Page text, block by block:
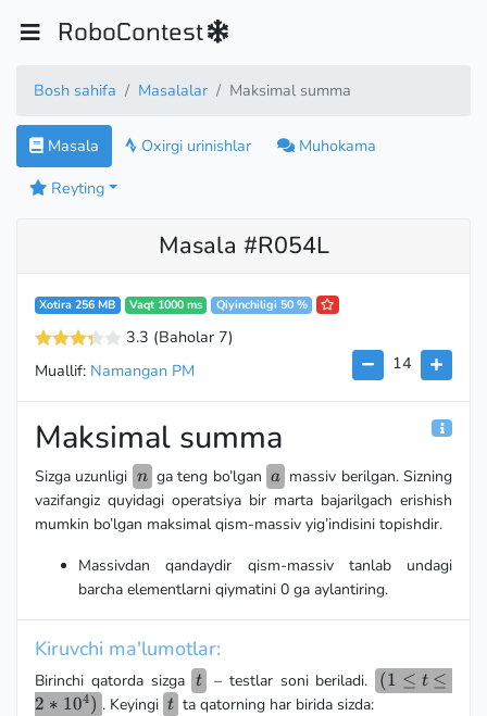
RoboContest
Bosh sahifa Masalalar Maksimal summa
Masala Oxirgi urinishlar
Muhokama
Reyting
Masala #R054L
Xotira 256 MB Vaqt 1000 ms Qiyinchiligi 50 %
3.3 (Baholar 7)
14
Muallif: Namangan PM
Maksimal summa
Sizga uzunligi n
n ga teng bo’lgan a
a massiv berilgan. Sizning
vazifangiz quyidagi operatsiya bir marta bajarilgach erishish
mumkin bo’lgan maksimal qism-massiv yig’indisini topishdir.
Massivdan qandaydir qism-massiv tanlab undagi
barcha elementlarni qiymatini 0 ga aylantiring.
Kiruvchi ma'lumotlar:
Birinchi qatorda sizga t
t – testlar soni beriladi.
(1 ≤ t ≤
(1 ≤ t ≤
2 ∗ 104) . Keyingi t
t ta qatorning har birida sizda: